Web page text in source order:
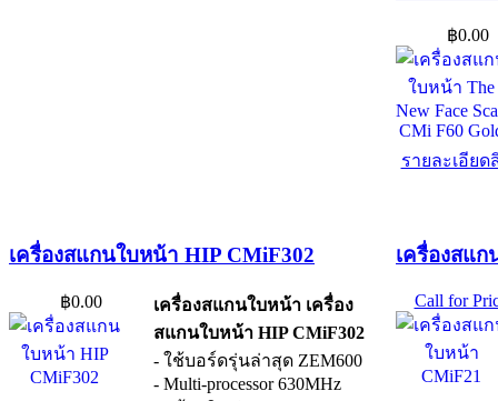
฿0.00
รายละเอีย
เครื่องสแกนใบหน้า HIP CMiF302
฿0.00
เครื่องสแกนใบหน้า เครื่อง
สแกนใบหน้า HIP CMiF302
- ใช้บอร์ดรุ่นล่าสุด ZEM600
- Multi-processor 630MHz
เครื่องสแ
Call for